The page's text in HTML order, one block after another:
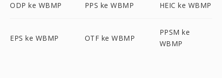
ODP ke WBMP PPS ke WBMP HEIC ke WBMP
EPS ke WBMP OTF ke WBMP
PPSM ke
WBMP